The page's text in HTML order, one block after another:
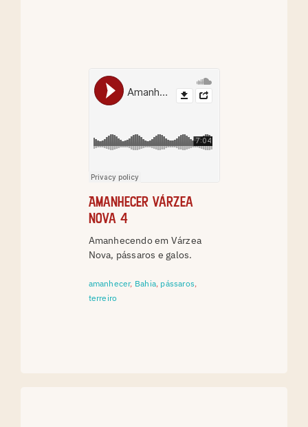
Amanhecer Várzea
Nova 4
Amanhecendo em Várzea
Nova, pássaros e galos.
amanhecer, Bahia, pássaros,
terreiro